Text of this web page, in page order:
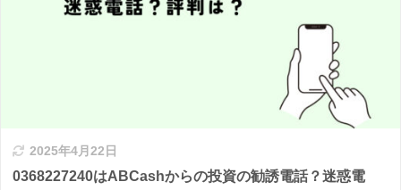
2025年4月22日
0368227240はABCashからの投資の勧誘電話？迷惑電